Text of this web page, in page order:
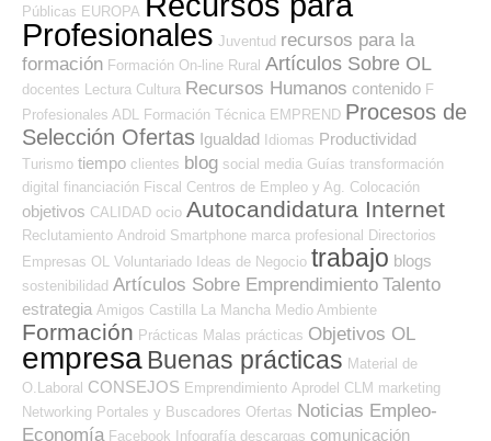
Públicas EUROPA
Profesionales Juventud recursos para la
formación Formación On-line Rural Artículos Sobre OL
docentes Lectura Cultura Recursos Humanos contenido F
Profesionales ADL
Formación Técnica EMPREND Procesos de
Selección Ofertas Igualdad Idiomas Productividad
Turismo tiempo clientes blog social media Guías transformación
digital financiación Fiscal Centros de Empleo y Ag. Colocación
objetivos CALIDAD ocio Autocandidatura Internet
Reclutamiento Android Smartphone marca profesional Directorios
Empresas OL Voluntariado Ideas de Negocio trabajo blogs
sostenibilidad Artículos Sobre Emprendimiento Talento
estrategia Amigos Castilla La Mancha Medio Ambiente
Formación Prácticas Malas prácticas Objetivos OL
empresa Buenas prácticas Material de
O.Laboral CONSEJOS Emprendimiento Aprodel CLM marketing
Networking Portales y Buscadores Ofertas Noticias Empleo-
Economía Facebook Infografía descargas comunicación